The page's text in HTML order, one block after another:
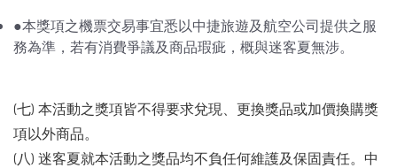
●本獎項之機票交易事宜悉以中捷旅遊及航空公司提供之服
務為準，若有消費爭議及商品瑕疵，概與迷客夏無涉。
(七) 本活動之獎項皆不得要求兌現、更換獎品或加價換購獎
項以外商品。
(八) 迷客夏就本活動之獎品均不負任何維護及保固責任。中